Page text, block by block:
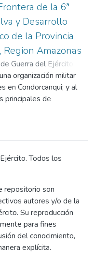
de la 6ª
y Desarrollo
de la Provincia
Region Amazonas
Guerra del Ejército.
,2023-07-24)Narro
;Talavera Prado,
organización militar
en Condorcanqui; y al
principales de
provincia, requiere de
estableció como
transporte fluvial,
de infraestructura
mantenimiento, activa
y mejora la
los niveles de
de esta
general fue determinar
Todos los
repositorio son
autores y/o de la
Su reproducción
para fines
del conocimiento,
explícita.